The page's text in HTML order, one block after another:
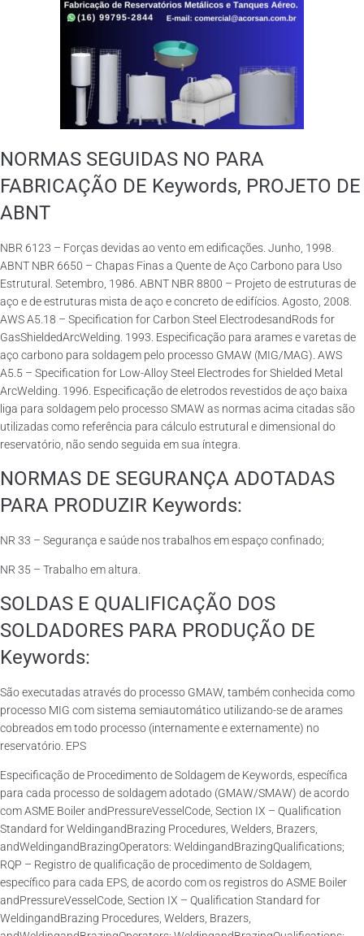
NORMAS SEGUIDAS NO PARA
FABRICAÇÃO DE Keywords, PROJETO DE
ABNT
NBR 6123 – Forças devidas ao vento em edificações. Junho, 1998.
ABNT NBR 6650 – Chapas Finas a Quente de Aço Carbono para Uso
Estrutural. Setembro, 1986. ABNT NBR 8800 – Projeto de estruturas de
aço e de estruturas mista de aço e concreto de edifícios. Agosto, 2008.
AWS A5.18 – Specification for Carbon Steel ElectrodesandRods for
GasShieldedArcWelding. 1993. Especificação para arames e varetas de
aço carbono para soldagem pelo processo GMAW (MIG/MAG). AWS
A5.5 – Specification for Low-Alloy Steel Electrodes for Shielded Metal
ArcWelding. 1996. Especificação de eletrodos revestidos de aço baixa
liga para soldagem pelo processo SMAW as normas acima citadas são
utilizadas como referência para cálculo estrutural e dimensional do
reservatório, não sendo seguida em sua íntegra.
NORMAS DE SEGURANÇA ADOTADAS
PARA PRODUZIR Keywords:
NR 33 – Segurança e saúde nos trabalhos em espaço confinado;
NR 35 – Trabalho em altura.
SOLDAS E QUALIFICAÇÃO DOS
SOLDADORES PARA PRODUÇÃO DE
Keywords:
São executadas através do processo GMAW, também conhecida como
processo MIG com sistema semiautomático utilizando-se de arames
cobreados em todo processo (internamente e externamente) no
reservatório. EPS
Especificação de Procedimento de Soldagem de Keywords, específica
para cada processo de soldagem adotado (GMAW/SMAW) de acordo
com ASME Boiler andPressureVesselCode, Section IX – Qualification
Standard for WeldingandBrazing Procedures, Welders, Brazers,
andWeldingandBrazingOperators: WeldingandBrazingQualifications;
RQP – Registro de qualificação de procedimento de Soldagem,
específico para cada EPS, de acordo com os registros do ASME Boiler
andPressureVesselCode, Section IX – Qualification Standard for
WeldingandBrazing Procedures, Welders, Brazers,